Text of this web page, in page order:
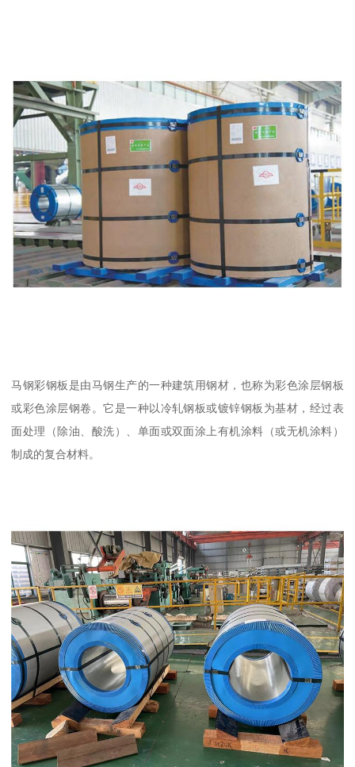
马钢彩钢板是由马钢生产的一种建筑用钢材，也称为彩色涂层钢板
或彩色涂层钢卷。它是一种以冷轧钢板或镀锌钢板为基材，经过表
面处理（除油、酸洗）、单面或双面涂上有机涂料（或无机涂料）
制成的复合材料。